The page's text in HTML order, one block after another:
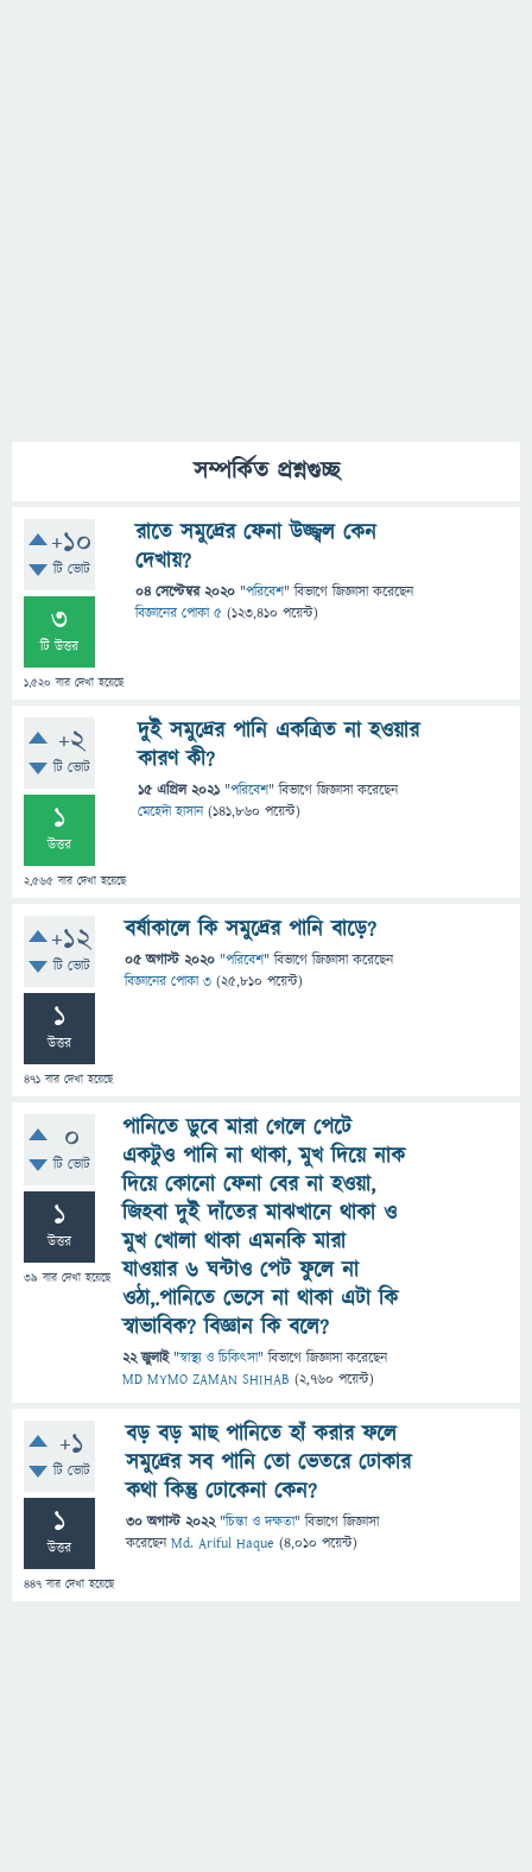
সম্পর্কিত প্রশ্নগুচ্ছ
+10
টি ভোট
3
টি উত্তর
1,520 বার দেখা হয়েছে
রাতে সমুদ্রের ফেনা উজ্জ্বল কেন
দেখায়?
04 সেপ্টেম্বর 2020 "পরিবেশ" বিভাগে জিজ্ঞাসাকরেছেন
বিজ্ঞানের পোকা ৫ (123,410 পয়েন্ট)
+2
টি ভোট
1
উত্তর
2,565 বার দেখা হয়েছে
দুই সমুদ্রের পানি একত্রিত না হওয়ার
কারণ কী?
15 এপ্রিল 2021 "পরিবেশ" বিভাগে জিজ্ঞাসাকরেছেন
মেহেদী হাসান (141,860 পয়েন্ট)
+12
টি ভোট
1
উত্তর
471 বার দেখা হয়েছে
বর্ষাকালে কি সমুদ্রের পানি বাড়ে?
05 অগাস্ট 2020 "পরিবেশ" বিভাগে জিজ্ঞাসাকরেছেন
বিজ্ঞানের পোকা ৩ (25,810 পয়েন্ট)
0
টি ভোট
1
উত্তর
39 বার দেখা হয়েছে
পানিতে ডুবে মারা গেলে পেটে
একটুও পানি না থাকা, মুখ দিয়ে নাক
দিয়ে কোনো ফেনা বের না হওয়া,
জিহবা দুই দাঁতের মাঝখানে থাকা ও
মুখ খোলা থাকা এমনকি মারা
যাওয়ার ৬ ঘন্টাও পেট ফুলে না
ওঠা,.পানিতে ভেসে না থাকা এটা কি
স্বাভাবিক? বিজ্ঞান কি বলে?
22 জুলাই "স্বাস্থ্য ও চিকিৎসা" বিভাগে জিজ্ঞাসাকরেছেন
MD MYMO ZAMAN SHIHAB (2,760 পয়েন্ট)
+1
টি ভোট
1
উত্তর
447 বার দেখা হয়েছে
বড় বড় মাছ পানিতে হাঁ করার ফলে
সমুদ্রের সব পানি তো ভেতরে ঢোকার
কথা কিন্তু ঢোকেনা কেন?
30 অগাস্ট 2022 "চিন্তা ও দক্ষতা" বিভাগে জিজ্ঞাসা
করেছেনMd. Ariful Haque (4,010 পয়েন্ট)